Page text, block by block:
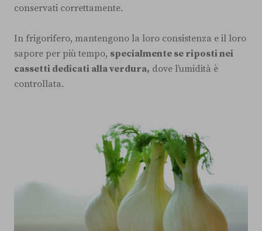
conservati correttamente.
In frigorifero, mantengono la loro consistenza e il loro
sapore per più tempo, specialmente se riposti nei
cassetti dedicati alla verdura, dove l’umidità è
controllata.